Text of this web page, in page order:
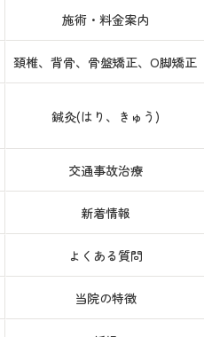
施術・料金案内
頚椎、背骨、骨盤矯正、O脚矯正
鍼灸(はり、きゅう)
交通事故治療
新着情報
よくある質問
当院の特徴